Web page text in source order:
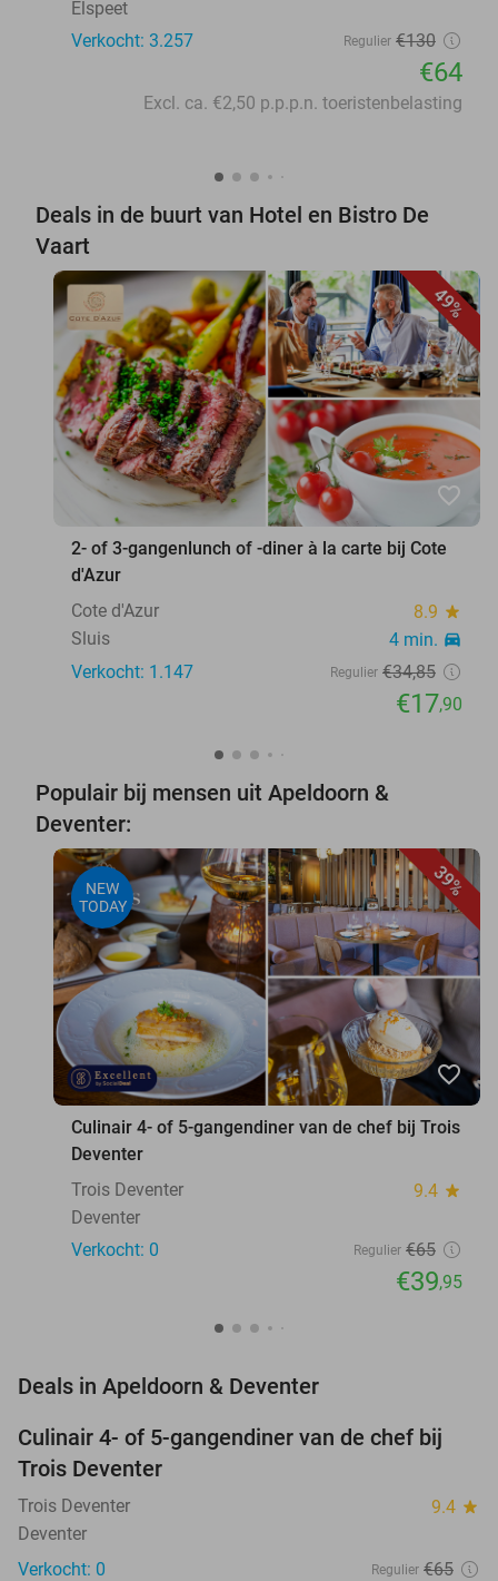
Elspeet
Verkocht: 3.257
Regulier €130
€64
Excl. ca. €2,50 p.p.p.n. toeristenbelasting
Deals in de buurt van Hotel en Bistro De
Vaart
49%
favorite_border
2- of 3-gangenlunch of -diner à la carte bij Cote
d'Azur
Cote d'Azur
8.9 star
Sluis 4 min. directions_car
Verkocht: 1.147 Regulier €34,85
€17,90
Populair bij mensen uit Apeldoorn &
Deventer:
39%
NEW
TODAY
favorite_border
Culinair 4- of 5-gangendiner van de chef bij Trois
Deventer
Trois Deventer
9.4 star
Deventer
Verkocht: 0
Regulier €65
€39,95
Deals in Apeldoorn & Deventer
39%
TODAY
Culinair 4- of 5-gangendiner van de chef bij
Trois Deventer
Trois Deventer 9.4 star
Deventer
Verkocht: 0
Regulier €65